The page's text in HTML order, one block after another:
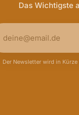
Das Wichtigste
Der Newsletter wird in